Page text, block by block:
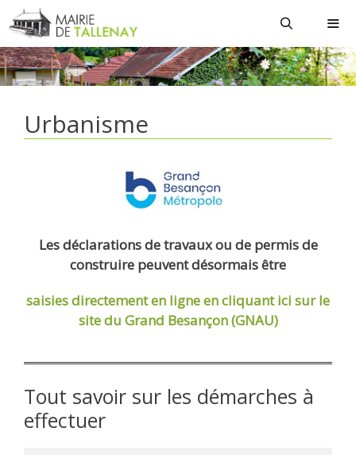
Aller
au
contenu
Urbanisme
Les déclarations de travaux ou de permis de
construire peuvent désormais être
saisies directement en ligneen cliquant ici sur le
site du Grand Besançon (GNAU)
Tout savoir sur les démarches à
effectuer